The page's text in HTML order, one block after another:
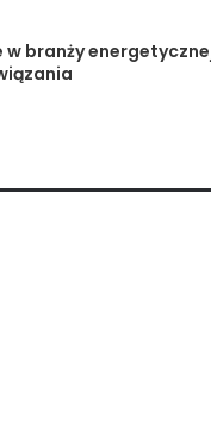
w branży